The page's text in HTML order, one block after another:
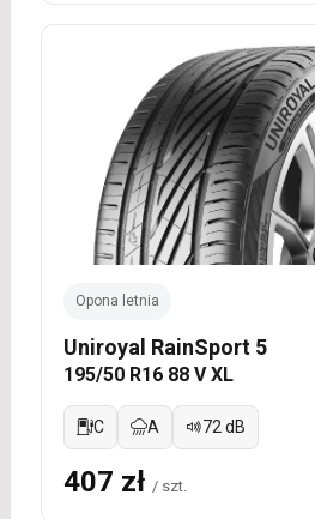
Opona letnia
Uniroyal RainSport 5
195/50 R16 88 V XL
C A 72 dB
407 zł / szt.